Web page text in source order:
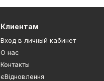
Клиентам
Вход в личный кабинет
О нас
Контакты
єВідновлення